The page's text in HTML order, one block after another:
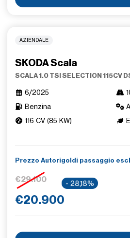
AZIENDALE
SKODA Scala
SCALA 1.0 TSI SELECTION 115CV
6/2025
Benzina
116 CV (85 KW)
Prezzo Autorigoldi passaggio
€29.100 - 28,18%
€20.900